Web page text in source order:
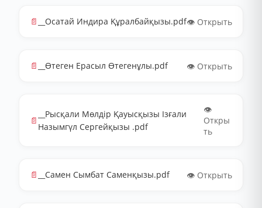
📄 __Осатай Индира Құралбайқызы.pdf👁️ Открыть
📄 __Өтеген Ерасыл Өтегенұлы.pdf 👁️ Открыть
📄
__Рысқали Мөлдір Қауысқызы Ізғали
Назымгүл Сергейқызы .pdf
👁️
Откры
ть
📄 __Самен Сымбат Саменқызы.pdf 👁️ Открыть